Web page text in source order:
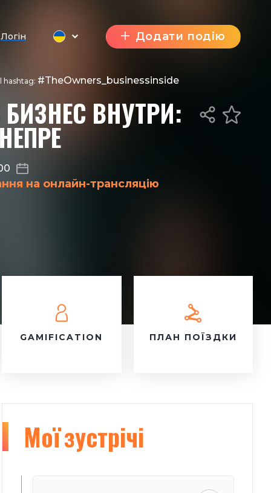
Логін Додати подію
hashtag: #TheOwners_businessinside
БИЗНЕС ВНУТРИ:
на онлайн-трансляцію
GAMIFICATION ПЛАН ПОЇЗДКИ
Моїзустрічі